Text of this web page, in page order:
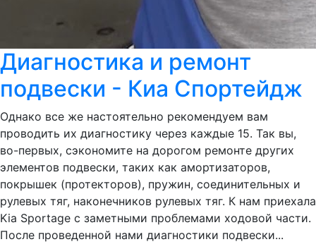
Диагностика и ремонт
подвески - Киа Спортейдж
Однако все же настоятельно рекомендуем вам
проводить их диагностику через каждые 15. Так вы,
во-первых, сэкономите на дорогом ремонте других
элементов подвески, таких как амортизаторов,
покрышек (протекторов), пружин, соединительных и
рулевых тяг, наконечников рулевых тяг. К нам приехала
Kia Sportage с заметными проблемами ходовой части.
После проведенной нами диагностики подвески...